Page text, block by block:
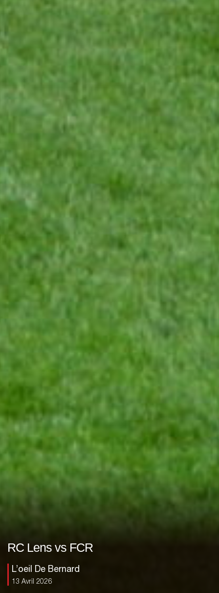
RC Lens vs FCR
L’oeil De Bernard
13 Avril 2026